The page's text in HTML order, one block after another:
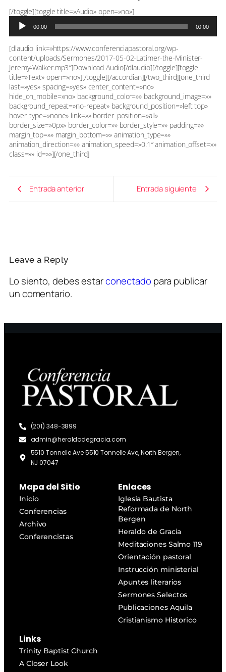
[/toggle][toggle title=»Audio» open=»no»]Reproductor
audio
00:00 00:00
[dlaudio link=»https://www.conferenciapastoral.org/wp-
content/uploads/Sermones/2017-05-02-Latimer-the-Minister-
Jeremy-Walker.mp3″]Download Audio[/dlaudio][/toggle][toggle
title=»Text» open=»no»][/toggle][/accordian][/two_third][one_third
last=»yes» spacing=»yes» center_content=»no»
hide_on_mobile=»no» background_color=»» background_image=»»
background_repeat=»no-repeat» background_position=»left top»
hover_type=»none» link=»» border_position=»all»
border_size=»0px» border_color=»» border_style=»» padding=»»
margin_top=»» margin_bottom=»» animation_type=»»
animation_direction=»» animation_speed=»0.1″ animation_offset=»»
class=»» id=»»][/one_third]
Entrada anterior Entrada siguiente
Leave a Reply
Lo siento, debes estarconectado para publicar
un comentario.
(201) 348-3899
admin@heraldodegracia.com
5510 Tonnelle Ave 5510 Tonnelle Ave, North Bergen,
NJ 07047
Mapa del Sitio
Inicio
Conferencias
Archivo
Conferencistas
Enlaces
Iglesia Bautista
Reformada de North
Bergen
Heraldo de Gracia
Meditaciones Salmo 119
Orientación pastoral
Instrucción ministerial
Apuntes literarios
Sermones Selectos
Publicaciones Aquila
Cristianismo Historico
Links
Trinity Baptist Church
A Closer Look